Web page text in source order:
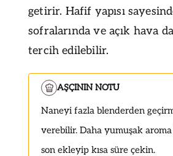
getirir. Hafif yapısı
sofralarında ve açık hava
tercih edilebilir.
AŞÇININ NOTU
Naneyi fazla blenderden
verebilir. Daha yumuşak
son ekleyip kısa süre çekin.